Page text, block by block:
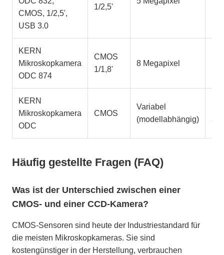
CMOS, 1/2,5',
USB 3.0
1/2,5'
KERN
Mikroskopkamera
ODC 874
CMOS
1/1,8'
8 Megapixel
KERN
Mikroskopkamera
ODC
CMOS
Variabel
(modellabhängig)
3.0
Häufig gestellte Fragen (FAQ)
Was ist der Unterschied zwischen einer
CMOS- und einer CCD-Kamera?
CMOS-Sensoren sind heute der Industriestandard für
die meisten Mikroskopkameras. Sie sind
kostengünstiger in der Herstellung, verbrauchen